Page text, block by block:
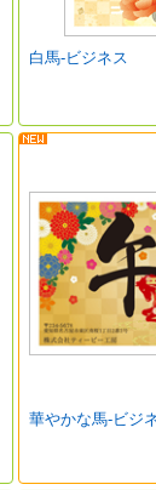
白馬-ビジネス
華やかな馬-ビジ